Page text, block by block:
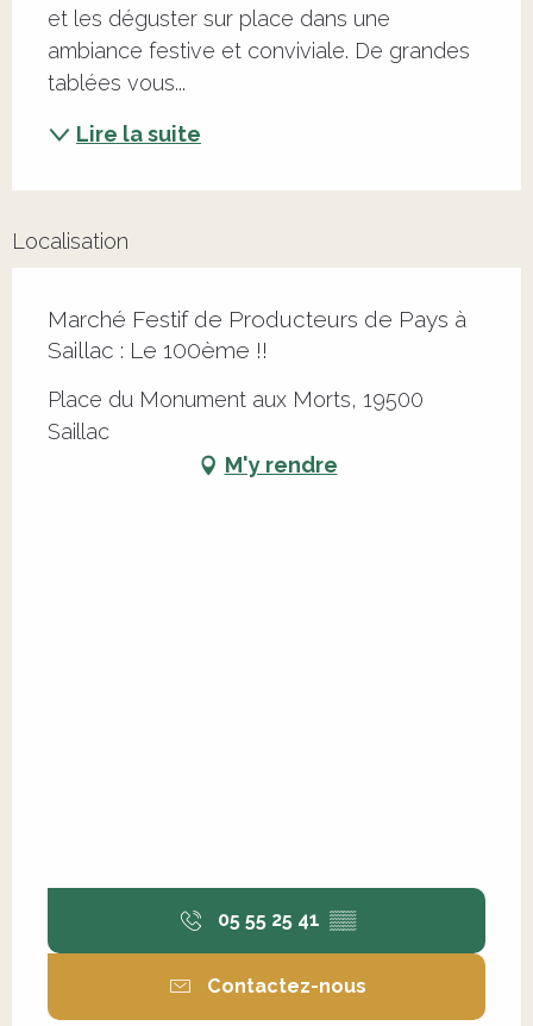
et les déguster sur place dans une
ambiance festive et conviviale. De grandes
tablées vous...
Lire la suite
Localisation
Marché Festif de Producteurs de Pays à
Saillac : Le 100ème !!
Place du Monument aux Morts, 19500
Saillac
M'y rendre
05 55 25 41 ▒▒
Contactez-nous